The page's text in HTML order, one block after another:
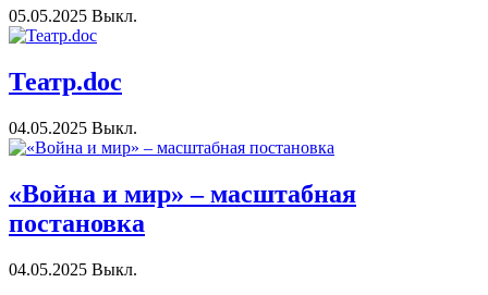
05.05.2025 Выкл.
Театр.doc
04.05.2025 Выкл.
«Война и мир» – масштабная
постановка
04.05.2025 Выкл.